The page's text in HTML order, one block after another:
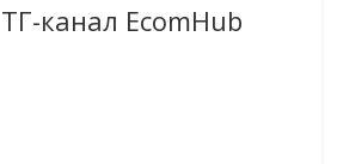
ТГ-канал EcomHub